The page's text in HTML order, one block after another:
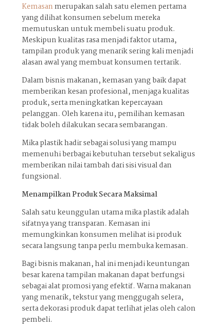
Kemasan merupakan salah satu elemen pertama
yang dilihat konsumen sebelum mereka
memutuskan untuk membeli suatu produk.
Meskipun kualitas rasa menjadi faktor utama,
tampilan produk yang menarik sering kali menjadi
alasan awal yang membuat konsumen tertarik.
Dalam bisnis makanan, kemasan yang baik dapat
memberikan kesan profesional, menjaga kualitas
produk, serta meningkatkan kepercayaan
pelanggan. Oleh karena itu, pemilihan kemasan
tidak boleh dilakukan secara sembarangan.
Mika plastik hadir sebagai solusi yang mampu
memenuhi berbagai kebutuhan tersebut sekaligus
memberikan nilai tambah dari sisi visual dan
fungsional.
Menampilkan Produk Secara Maksimal
Salah satu keunggulan utama mika plastik adalah
sifatnya yang transparan. Kemasan ini
memungkinkan konsumen melihat isi produk
secara langsung tanpa perlu membuka kemasan.
Bagi bisnis makanan, hal ini menjadi keuntungan
besar karena tampilan makanan dapat berfungsi
sebagai alat promosi yang efektif. Warna makanan
yang menarik, tekstur yang menggugah selera,
serta dekorasi produk dapat terlihat jelas oleh calon
pembeli.